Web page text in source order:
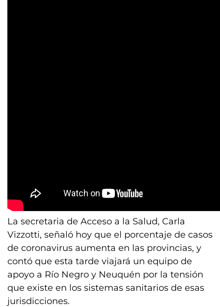
La secretaria de Acceso a la Salud, Carla
Vizzotti, señaló hoy que el porcentaje de casos
de coronavirus aumenta en las provincias, y
contó que esta tarde viajará un equipo de
apoyo a Río Negro y Neuquén por la tensión
que existe en los sistemas sanitarios de esas
jurisdicciones.